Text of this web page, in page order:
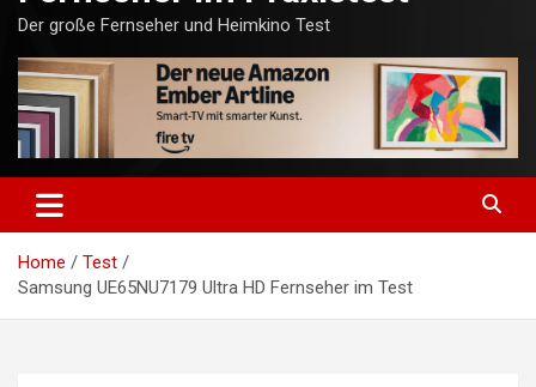
Der große Fernseher und Heimkino Test
Home
Test
Samsung UE65NU7179 Ultra HD Fernseher im Test